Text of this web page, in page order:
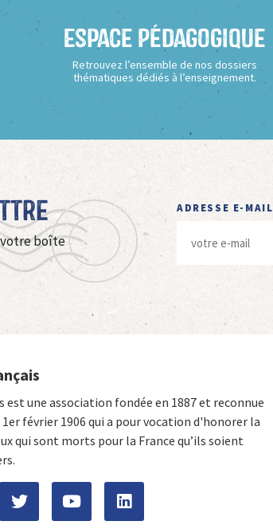
Espace Pédagogique
Retrouvez l’ensemble de nos dossiers
thématiques dédiés à l’enseignement.
votre boîte
ADRESSE E-MAIL
est une association fondée en 1887 et reconnue
février 1906 qui a pour vocation d'honorer la
qui sont morts pour la France qu’ils soient